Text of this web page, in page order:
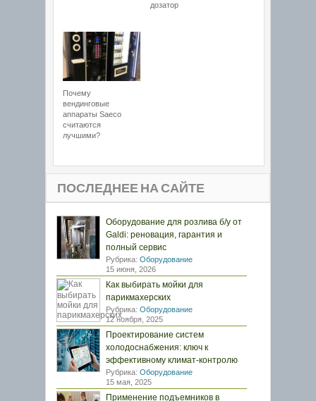
дозатор
Почему
вендинговые
аппараты Saeco
считаются
лучшими?
ПОСЛЕДНЕЕ НА САЙТЕ
Оборудование для розлива б/у от
Galdi: реновация, гарантия и
полный сервис
Рубрика: Оборудование
15 июня, 2026
Как выбирать мойки для
парикмахерских
Рубрика: Оборудование
12 ноября, 2025
Проектирование систем
холодоснабжения: ключ к
эффективному климат-контролю
Рубрика: Оборудование
15 мая, 2025
Применение подъемников в